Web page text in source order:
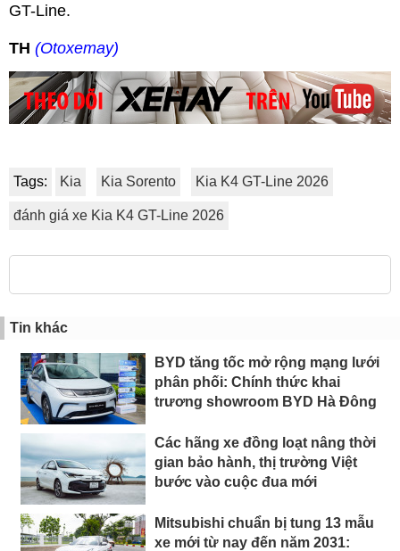
GT-Line.
TH (Otoxemay)
Tags: Kia Kia Sorento Kia K4 GT-Line 2026
đánh giá xe Kia K4 GT-Line 2026
Tin khác
BYD tăng tốc mở rộng mạng lưới
phân phối: Chính thức khai
trương showroom BYD Hà Đông
Các hãng xe đồng loạt nâng thời
gian bảo hành, thị trường Việt
bước vào cuộc đua mới
Mitsubishi chuẩn bị tung 13 mẫu
xe mới từ nay đến năm 2031: